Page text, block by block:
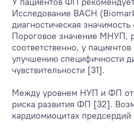
Исследование BACH
диагностическая
Пороговое значение МНУП,
соответственно, у
улучшению специфичности
чувствительности [31].
Между уровнем НУП и ФП
риска развития ФП [32].
кардиомиоцитах